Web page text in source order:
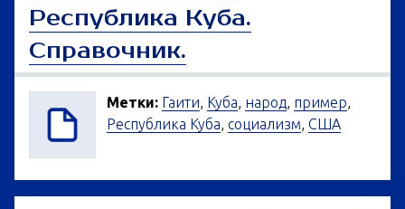
Республика Куба.
Справочник.
Метки: Гаити, Куба, народ, пример,
Республика Куба, социализм, США